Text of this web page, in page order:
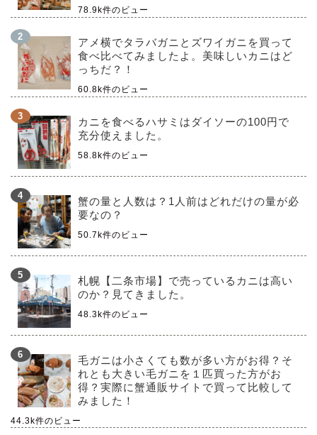
78.9k件のビュー
アメ横でタラバガニとズワイガニを買って
食べ比べてみましたよ。美味しいカニはど
っちだ？！
60.8k件のビュー
カニを食べるハサミはダイソーの100円で
充分使えました。
58.8k件のビュー
蟹の量と人数は？1人前はどれだけの量が必
要なの？
50.7k件のビュー
札幌【二条市場】で売っているカニは高い
のか？見てきました。
48.3k件のビュー
毛ガニは小さくても数が多い方がお得？そ
れとも大きい毛ガニを１匹買った方がお
得？実際に蟹通販サイトで買って比較して
みました！
44.3k件のビュー